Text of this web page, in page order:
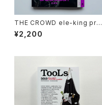
THE CROWD ele-king pres
ents HIP HOP JAPAN (ele-
king books)
¥2,200